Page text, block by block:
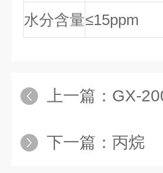
水分含量≤15ppm
上一篇： GX-
下一篇： 丙烷